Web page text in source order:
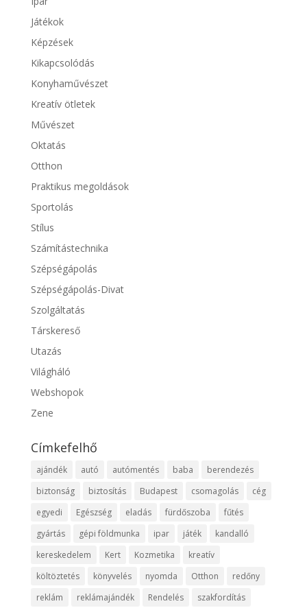
Játékok
Képzések
Kikapcsolódás
Konyhaművészet
Kreatív ötletek
Művészet
Oktatás
Otthon
Praktikus megoldások
Sportolás
Stílus
Számítástechnika
Szépségápolás
Szépségápolás-Divat
Szolgáltatás
Társkereső
Utazás
Világháló
Webshopok
Zene
Címkefelhő
ajándék autó autómentés baba
berendezés
biztonság
biztosítás Budapest csomagolás
cég
egyedi
Egészség eladás fürdőszoba
fűtés
gyártás
gépi földmunka ipar játék
kandalló
kereskedelem
Kert Kozmetika
kreatív
költöztetés
könyvelés nyomda Otthon
redőny
reklám
reklámajándék Rendelés szakfordítás